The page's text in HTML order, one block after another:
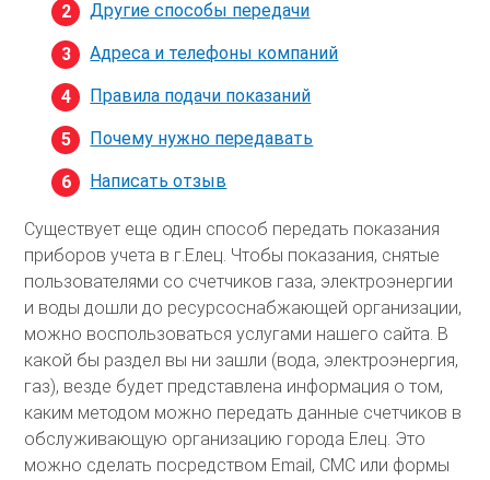
Другие способы передачи
Адреса и телефоны компаний
Правила подачи показаний
Почему нужно передавать
Написать отзыв
Существует еще один способ передать показания
приборов учета в г.Елец. Чтобы показания, снятые
пользователями со счетчиков газа, электроэнергии
и воды дошли до ресурсоснабжающей организации,
можно воспользоваться услугами нашего сайта. В
какой бы раздел вы ни зашли (вода, электроэнергия,
газ), везде будет представлена информация о том,
каким методом можно передать данные счетчиков в
обслуживающую организацию города Елец. Это
можно сделать посредством Email, СМС или формы